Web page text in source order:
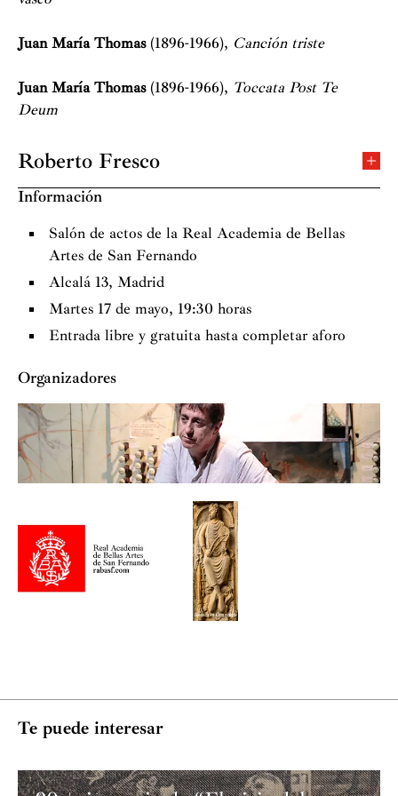
Juan María Thomas(1896-1966), Canción triste
Juan María Thomas(1896-1966), Toccata Post Te
Deum
Roberto Fresco
Organista titular de la catedral de Santa María la Real
de la Almudena de Madrid y profesor de órgano del
Centro Superior de Enseñanza Musical Katarina
Gurska, también de Madrid.
Nació en Astorga en 1967. En esa ciudad inició su
educación musical y posteriormente la continuó en el
Real Conservatorio Superior de Música de Madrid.
und Darstellende Kunst de Viena con Michael
Radulescu, personalidad a la que debe muchos rasgos de
su pensamiento musical. Pero ha sido la española
Montserrat Torrent quien ha ejercido verdadera
influencia sobre él, no sólo en todo lo relativo a la
relacionadas con la pedagogía, muy especialmente sobre
la música española.
Su carrera como concertista y profesor le ha llevado a
través de Europa, EEUU, América Latina y las Islas
Filipinas y ha colaborado habitualmente con solistas y
tanto música antigua como del siglo XX. Ha sido
profesor de clave en el Conservatorio Superior de
Profesional de Música “Federico Moreno Torroba” de
Información
Salón de actos de la Real Academia de Bellas
Artes de San Fernando
Alcalá 13, Madrid
Martes 17 de mayo, 19:30 horas
Entrada libre y gratuita hasta completar aforo
Organizadores
Te puede interesar